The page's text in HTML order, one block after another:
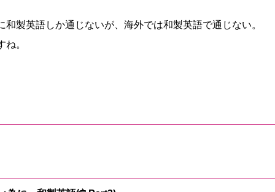
製英語しか通じないが、海外では和製英語で通じない。
。